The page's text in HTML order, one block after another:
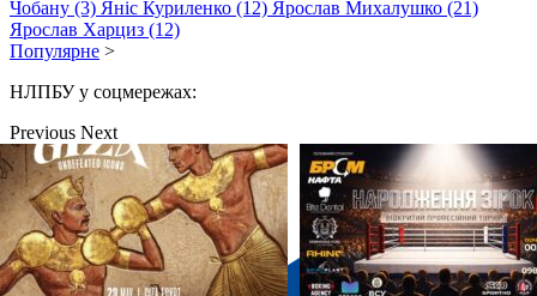
Чобану (3) Янiс Куриленко (12) Ярослав Михалушко (21)
Ярослав Харциз (12)
Популярне >
НЛПБУ у соцмережах:
Previous Next